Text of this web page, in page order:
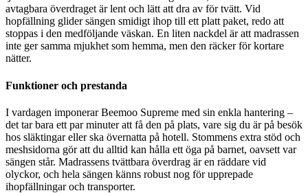
avtagbara överdraget är lent och lätt att dra av för tvätt. Vid
hopfällning glider sängen smidigt ihop till ett platt paket, redo att
stoppas i den medföljande väskan. En liten nackdel är att madrassen
inte ger samma mjukhet som hemma, men den räcker för kortare
nätter.
Funktioner och prestanda
I vardagen imponerar Beemoo Supreme med sin enkla hantering –
det tar bara ett par minuter att få den på plats, vare sig du är på besök
hos släktingar eller ska övernatta på hotell. Stommens extra stöd och
meshsidorna gör att du alltid kan hålla ett öga på barnet, oavsett var
sängen står. Madrassens tvättbara överdrag är en räddare vid
olyckor, och hela sängen känns robust nog för upprepade
ihopfällningar och transporter.